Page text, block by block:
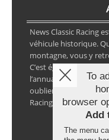
News Classic Racing
véhicule historique.
montagne, vous y
C’est également le
l’annuaire des
oublier les petites
Racing Annonces.
To
browser
Add
The menu